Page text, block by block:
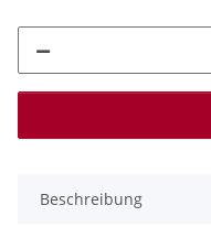
Beschreibung